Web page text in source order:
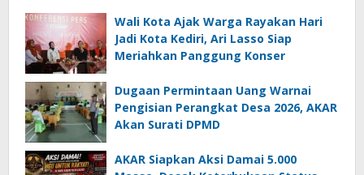
Wali Kota Ajak Warga Rayakan Hari
Jadi Kota Kediri, Ari Lasso Siap
Meriahkan Panggung Konser
Dugaan Permintaan Uang Warnai
Pengisian Perangkat Desa 2026, AKAR
Akan Surati DPMD
AKAR Siapkan Aksi Damai 5.000